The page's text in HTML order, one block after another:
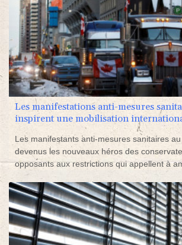
Les manifestations anti-mesures
inspirent une mobilisation
Les manifestants anti-mesures sanitaires
devenus les nouveaux héros des
opposants aux restrictions qui appellent à
mobilisation, de New York à la Nouvelle-